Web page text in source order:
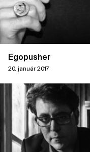
Egopusher
20. január 2017